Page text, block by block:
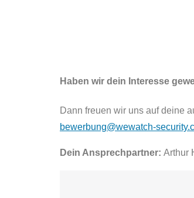
Haben wir dein Interesse
Dann freuen wir uns auf deine
bewerbung@wewatch-
Dein Ansprechpartner: Arthur